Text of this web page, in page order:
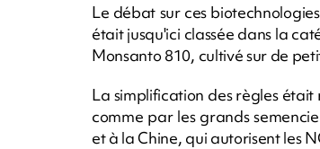
Le débat sur ces
était jusqu'ici classée dans la
Monsanto 810, cultivé sur de
La simplification des règles
comme par les grands
et à la Chine, qui autorisent les